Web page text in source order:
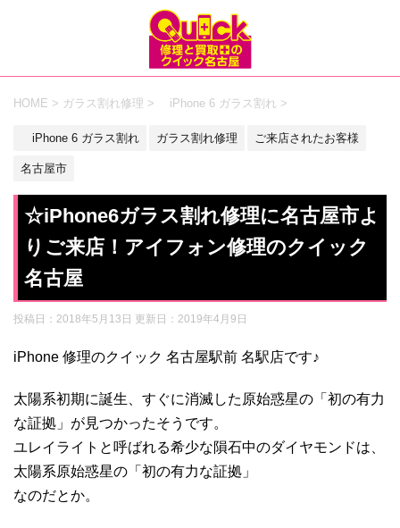
HOME > ガラス割れ修理 > iPhone 6 ガラス割れ >
iPhone 6 ガラス割れ ガラス割れ修理 ご来店されたお客様
名古屋市
☆iPhone6ガラス割れ修理に名古屋市よ
りご来店！アイフォン修理のクイック
名古屋
投稿日：2018年5月13日 更新日： 2019年4月9日
iPhone 修理のクイック 名古屋駅前 名駅店です♪
太陽系初期に誕生、すぐに消滅した原始惑星の「初の有力
な証拠」が見つかったそうです。
ユレイライトと呼ばれる希少な隕石中のダイヤモンドは、
太陽系原始惑星の「初の有力な証拠」
なのだとか。